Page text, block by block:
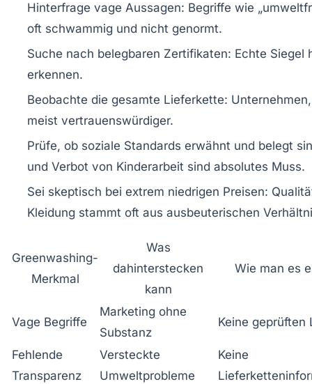
Hinterfrage vage Aussagen: Begriffe wie
oft schwammig und nicht genormt.
Suche nach belegbaren Zertifikaten: Echte Siegel
erkennen.
Beobachte die gesamte Lieferkette:
meist vertrauenswürdiger.
Prüfe, ob soziale Standards erwähnt und belegt
und Verbot von Kinderarbeit sind absolutes Muss.
Sei skeptisch bei extrem niedrigen Preisen:
Kleidung stammt oft aus ausbeuterischen
Greenwashing-
Merkmal
Was
dahinterstecken
kann
Wie man es
Vage Begriffe
Marketing ohne
Substanz
Keine geprüften
Fehlende
Transparenz
Versteckte
Umweltprobleme
Keine